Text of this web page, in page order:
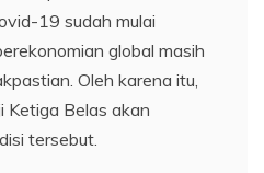
19 sudah mulai
global masih
Oleh karena itu,
Ketiga Belas akan
tersebut.